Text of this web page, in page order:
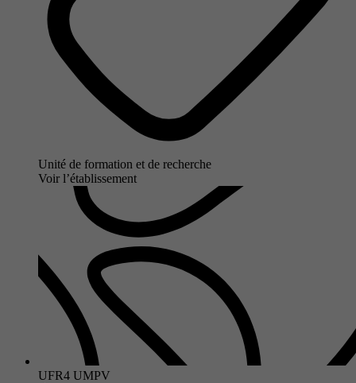
Unité de formation et de recherche
Voir l’établissement
UFR4 UMPV